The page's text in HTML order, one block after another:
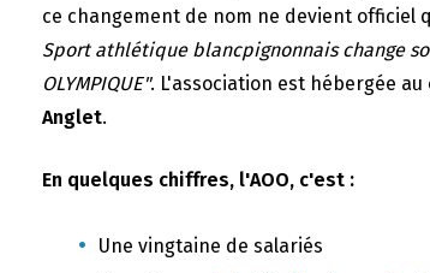
ce changement de nom ne devient officiel
Sport athlétique blancpignonnais change
OLYMPIQUE". L'association est hébergée au
Anglet.
En quelques chiffres, l'AOO, c'est :
Une vingtaine de salariés